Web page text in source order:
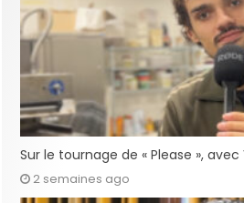
Sur le tournage de « Please »,
2 semaines ago